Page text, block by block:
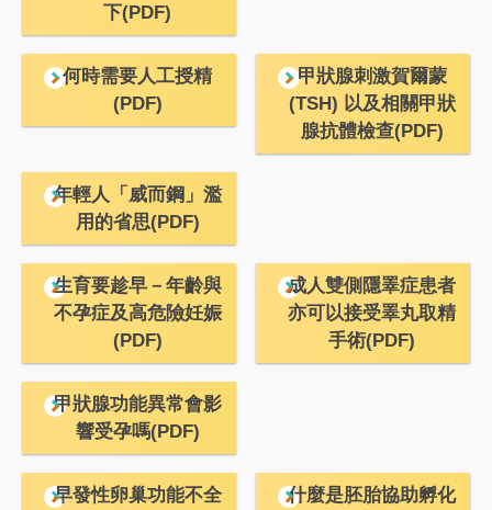
下(PDF)
何時需要人工授精
(PDF)
甲狀腺刺激賀爾蒙
(TSH) 以及相關甲狀
腺抗體檢查(PDF)
年輕人「威而鋼」濫
用的省思(PDF)
生育要趁早－年齡與
不孕症及高危險妊娠
(PDF)
成人雙側隱睪症患者
亦可以接受睪丸取精
手術(PDF)
甲狀腺功能異常會影
響受孕嗎(PDF)
早發性卵巢功能不全
什麼是胚胎協助孵化